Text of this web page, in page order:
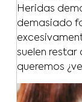
Heridas
demasiado
suelen restar
queremos